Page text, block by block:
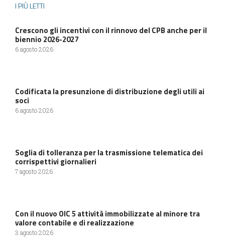
I PIÙ LETTI
Crescono gli incentivi con il rinnovo del CPB anche per il
biennio 2026-2027
6 agosto 2026
Codificata la presunzione di distribuzione degli utili ai
soci
6 agosto 2026
Soglia di tolleranza per la trasmissione telematica dei
corrispettivi giornalieri
7 agosto 2026
Con il nuovo OIC 5 attività immobilizzate al minore tra
valore contabile e di realizzazione
3 agosto 2026